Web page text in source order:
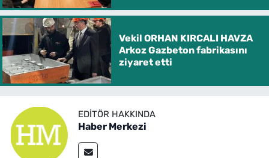
Vekil ORHAN KIRCALI HAVZA
Arkoz Gazbeton fabrikasını
ziyaret etti
EDITÖR HAKKINDA
Haber Merkezi